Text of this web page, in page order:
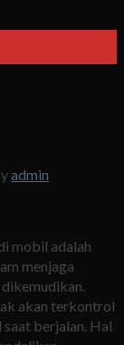
admin
mobil adalah
menjaga
akan terkontrol
berjalan. Hal